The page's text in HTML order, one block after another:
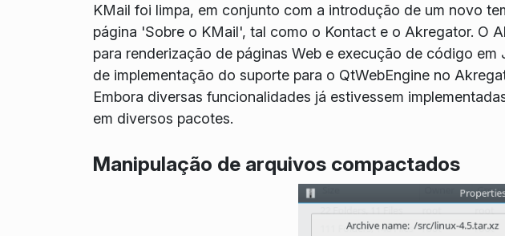
KMail foi limpa, em conjunto com a introdução de um novo
página 'Sobre o KMail', tal como o Kontact e o Akregator. O
para renderização de páginas Web e execução de código
de implementação do suporte para o QtWebEngine no
Embora diversas funcionalidades já estivessem
em diversos pacotes.
Manipulação de arquivos compactados